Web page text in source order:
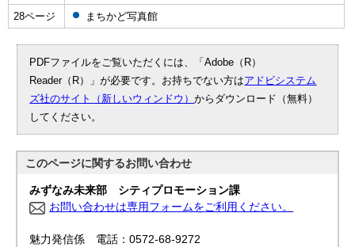
28ページ まちかど写真館
PDFファイルをご覧いただくには、「Adobe（R）
Reader（R）」が必要です。お持ちでない方はアドビシステム
ズ社のサイト（新しいウィンドウ）からダウンロード（無料）
してください。
このページに関するお問い合わせ
みずなみ未来部 シティプロモーション課
お問い合わせは専用フォームをご利用ください。
魅力発信係 電話：0572-68-9272